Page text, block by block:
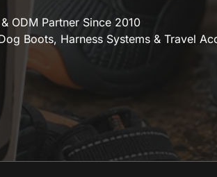
ODM Partner Since 2010
Boots, Harness Systems & Travel